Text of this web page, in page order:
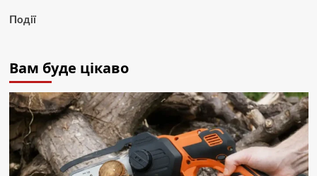
Події
Вам буде цікаво